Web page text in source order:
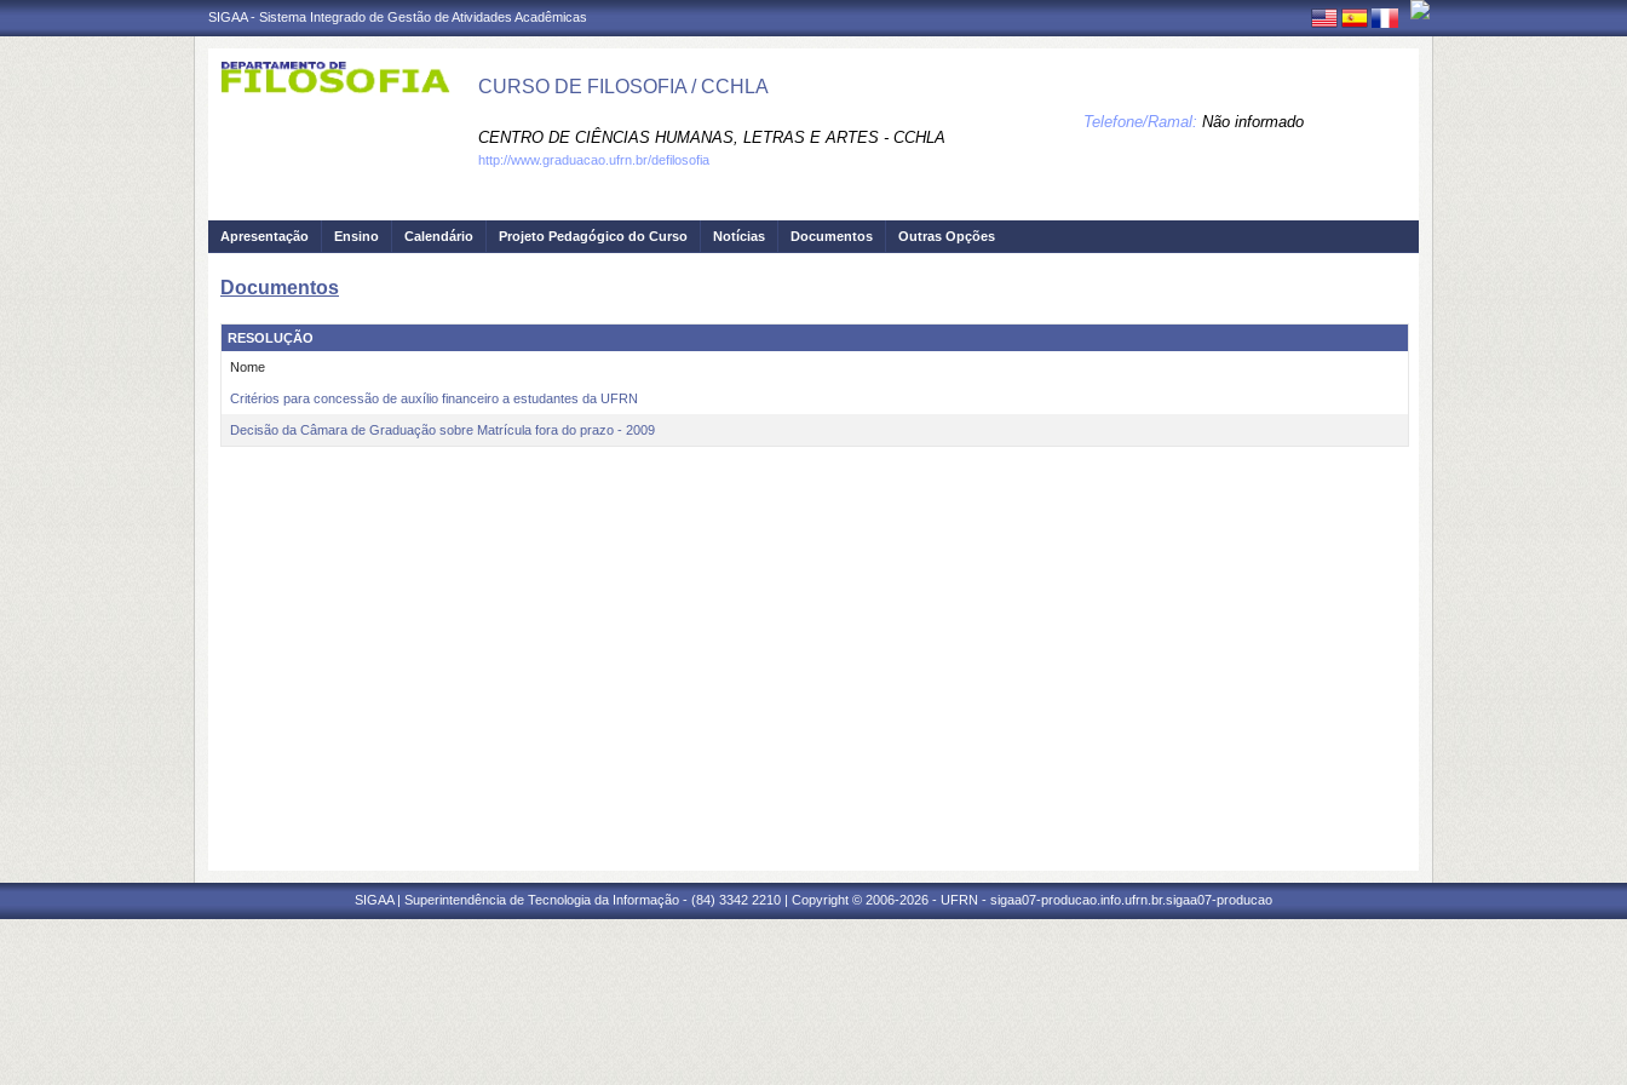
SIGAA - Sistema Integrado de Gestão de Atividades Acadêmicas
CURSO DE FILOSOFIA / CCHLA
CENTRO DE CIÊNCIAS HUMANAS, LETRAS E ARTES - CCHLA
Telefone/Ramal: Não informado
http://www.graduacao.ufrn.br/defilosofia
Apresentação Ensino Calendário Projeto Pedagógico do Curso Notícias Documentos Outras Opções
Documentos
RESOLUÇÃO
Nome
Critérios para concessão de auxílio financeiro a estudantes da UFRN
Decisão da Câmara de Graduação sobre Matrícula fora do prazo - 2009
SIGAA | Superintendência de Tecnologia da Informação - (84) 3342 2210 | Copyright © 2006-2026 - UFRN - sigaa07-producao.info.ufrn.br.sigaa07-producao